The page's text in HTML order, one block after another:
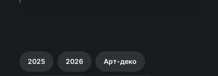
2025 2026 Арт-деко